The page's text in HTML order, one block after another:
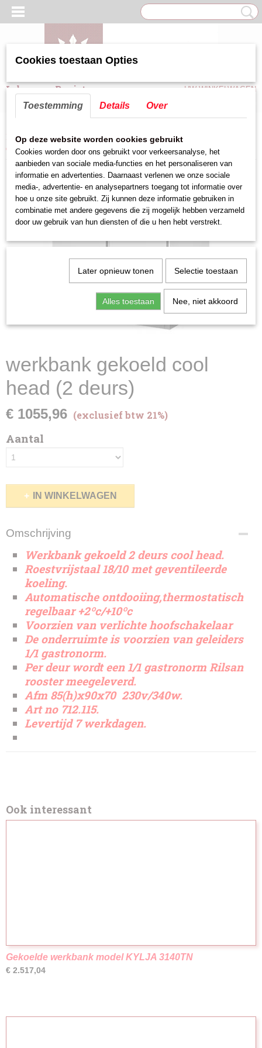
Inloggen Registreren UW WINKELWAGEN
Home>Koel/Vries apparatuur>werkbank gekoeld>
cool head (2 deurs)
werkbank gekoeld cool
head (2 deurs)
€ 1055,96 (exclusief btw 21%)
Aantal
IN WINKELWAGEN
Omschrijving
Werkbank gekoeld 2 deurs cool head.
Roestvrijstaal 18/10 met geventileerde
koeling.
Automatische ontdooiing,thermostatisch
regelbaar +2ºc/+10ºc
Voorzien van verlichte hoofschakelaar
De onderruimte is voorzien van geleiders
1/1 gastronorm.
Per deur wordt een 1/1 gastronorm Rilsan
rooster meegeleverd.
Afm 85(h)x90x70 230v/340w.
Art no 712.115.
Levertijd 7 werkdagen.
Ook interessant
Gekoelde werkbank model KYLJA 3140TN
€ 2.517,04
Cookies toestaan Opties
Toestemming Details Over
Op deze website worden cookies gebruikt
Cookies worden door ons gebruikt voor verkeersanalyse, het
aanbieden van sociale media-functies en het personaliseren van
informatie en advertenties. Daarnaast verlenen we onze sociale
media-, advertentie- en analysepartners toegang tot informatie over
hoe u onze site gebruikt. Zij kunnen deze informatie gebruiken in
combinatie met andere gegevens die zij mogelijk hebben verzameld
door uw gebruik van hun diensten of die u hen hebt verstrekt.
Later opnieuw tonen Selectie toestaan
Alles toestaan Nee, niet akkoord